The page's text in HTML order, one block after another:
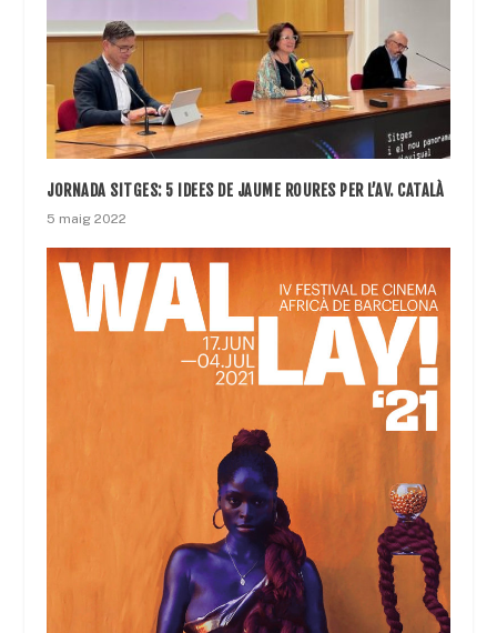
JORNADA SITGES: 5 IDEES DE JAUME ROURES PER L’AV. CATALÀ
5 maig 2022